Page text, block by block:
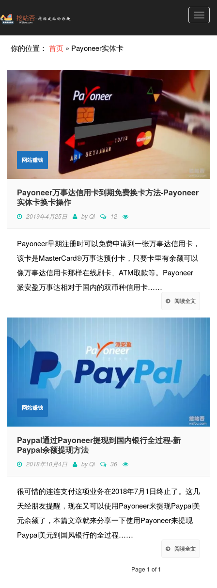
你的位置：首页 » Payoneer实体卡
网站赚钱
Payoneer万事达信用卡到期免费换卡方法-Payoneer
实体卡换卡操作
2019年4月25日 byQi 12
Payoneer早期注册时可以免费申请到一张万事达信用卡，
该卡是MasterCard®万事达预付卡，只要卡里有余额可以
像万事达信用卡那样在线刷卡、ATM取款等。Payoneer
派安盈万事达相对于国内的双币种信用卡……
阅读全文
网站赚钱
Paypal通过Payoneer提现到国内银行全过程-新
Paypal余额提现方法
2018年10月4日 byQi 36
很可惜的连连支付这项业务在2018年7月1日终止了。这几
天经朋友提醒，现在又可以使用Payoneer来提现Paypal美
元余额了，本篇文章就来分享一下使用Payoneer来提现
Paypal美元到国风银行的全过程……
阅读全文
Page 1 of 1